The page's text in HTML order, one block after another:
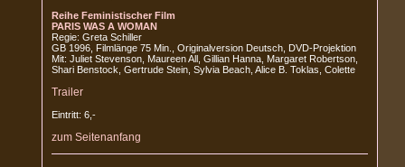
Reihe Feministischer Film
PARIS WAS A WOMAN
Regie: Greta Schiller
GB 1996, Filmlänge 75 Min., Originalversion Deutsch, DVD-Projektion
Mit: Juliet Stevenson, Maureen All, Gillian Hanna, Margaret Robertson,
Shari Benstock, Gertrude Stein, Sylvia Beach, Alice B. Toklas, Colette
Trailer
Eintritt: 6,-
zum Seitenanfang